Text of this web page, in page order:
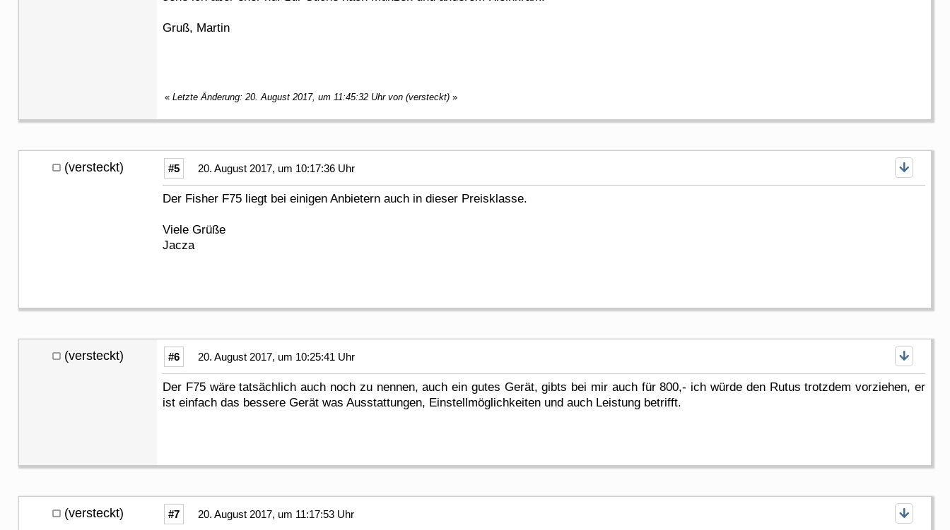
Gruß, Martin
« Letzte Änderung: 20. August 2017, um 11:45:32 Uhr von (versteckt) »
(versteckt) #5 20. August 2017, um 10:17:36 Uhr
Der Fisher F75 liegt bei einigen Anbietern auch in dieser Preisklasse.
Viele Grüße
Jacza
(versteckt) #6 20. August 2017, um 10:25:41 Uhr
Der F75 wäre tatsächlich auch noch zu nennen, auch ein gutes Gerät, gibts bei mir auch für 800,- ich würde den Rutus trotzdem vorziehen, er
ist einfach das bessere Gerät was Ausstattungen, Einstellmöglichkeiten und auch Leistung betrifft.
(versteckt) #7 20. August 2017, um 11:17:53 Uhr